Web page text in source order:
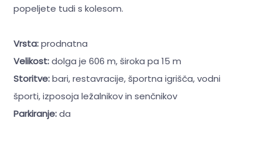
popeljete tudi s kolesom.
Vrsta:prodnatna
Velikost:dolga je 606 m, široka pa 15 m
Storitve:bari, restavracije, športna igrišča, vodni
športi, izposoja ležalnikov in senčnikov
Parkiranje:da